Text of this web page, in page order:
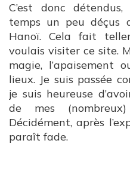
C’est donc
temps un peu déçus
Hanoï. Cela fait
voulais visiter ce site.
magie, l’apaisement
lieux. Je suis passée
je suis heureuse
de mes
Décidément, après
paraît fade.